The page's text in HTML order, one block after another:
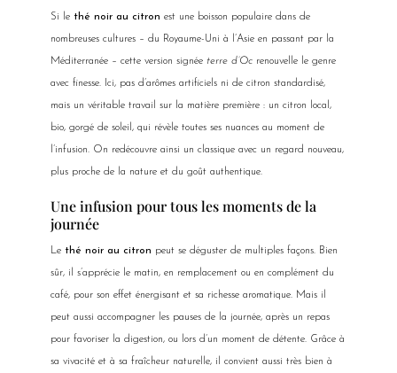
Si le thé noir au citron est une boisson populaire dans de
nombreuses cultures – du Royaume-Uni à l’Asie en passant par la
Méditerranée – cette version signée terre d’Ocrenouvelle le genre
avec finesse. Ici, pas d’arômes artificiels ni de citron standardisé,
mais un véritable travail sur la matière première : un citron local,
bio, gorgé de soleil, qui révèle toutes ses nuances au moment de
l’infusion. On redécouvre ainsi un classique avec un regard nouveau,
plus proche de la nature et du goût authentique.
Une infusion pour tous les moments de la
journée
Le thé noir au citron peut se déguster de multiples façons. Bien
sûr, il s’apprécie le matin, en remplacement ou en complément du
café, pour son effet énergisant et sa richesse aromatique. Mais il
peut aussi accompagner les pauses de la journée, après un repas
pour favoriser la digestion, ou lors d’un moment de détente. Grâce à
sa vivacité et à sa fraîcheur naturelle, il convient aussi très bien à